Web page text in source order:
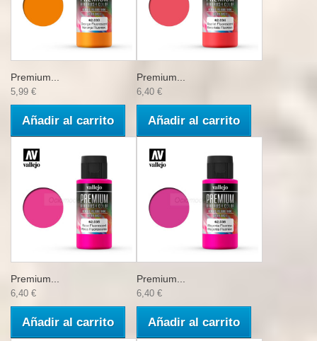
Premium...
5,99 €
Añadir al carrito
Premium...
6,40 €
Añadir al carrito
Premium...
6,40 €
Añadir al carrito
Premium...
6,40 €
Añadir al carrito